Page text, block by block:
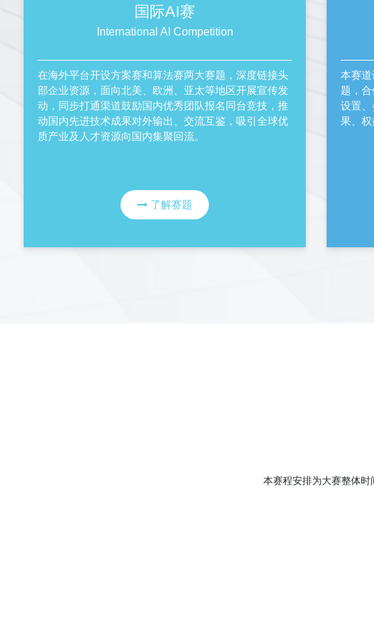
国际AI赛
International AI Competition
在海外平台开设方案赛和算法赛两大赛题，深度链接头
部企业资源，面向北美、欧洲、亚太等地区开展宣传发
动，同步打通渠道鼓励国内优秀团队报名同台竞技，推
动国内先进技术成果对外输出、交流互鉴，吸引全球优
质产业及人才资源向国内集聚回流。
了解赛题
本赛
题，
设置
果、权
本赛程安排为大赛整体